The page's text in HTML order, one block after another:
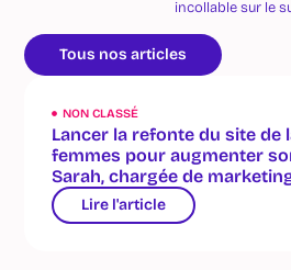
incollable sur le
Tous nos articles
NON CLASSÉ
Lancer la refonte du site de
femmes pour augmenter
Sarah, chargée de
Lire l'article